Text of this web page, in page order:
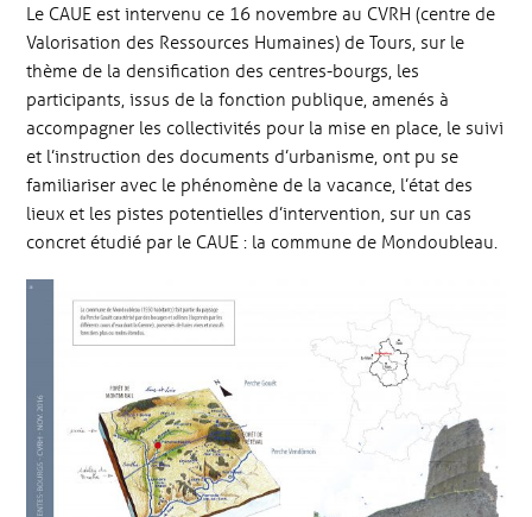
Le CAUE est intervenu ce 16 novembre au CVRH (centre de
Valorisation des Ressources Humaines) de Tours, sur le
thème de la densification des centres-bourgs, les
participants, issus de la fonction publique, amenés à
accompagner les collectivités pour la mise en place, le suivi
et l’instruction des documents d’urbanisme, ont pu se
familiariser avec le phénomène de la vacance, l’état des
lieux et les pistes potentielles d’intervention, sur un cas
concret étudié par le CAUE : la commune de Mondoubleau.